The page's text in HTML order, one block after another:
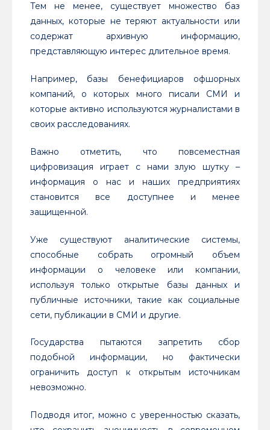
Тем не менее, существует множество баз
данных, которые не теряют актуальности или
содержат архивную информацию,
представляющую интерес длительное время.
Например, базы бенефициаров офшорных
компаний, о которых много писали СМИ и
которые активно используются журналистами в
своих расследованиях.
Важно отметить, что повсеместная
цифровизация играет с нами злую шутку –
информация о нас и наших предприятиях
становится все доступнее и менее
защищенной.
Уже существуют аналитические системы,
способные собрать огромный объем
информации о человеке или компании,
используя только открытые базы данных и
публичные источники, такие как социальные
сети, публикации в СМИ и другие.
Государства пытаются запретить сбор
подобной информации, но фактически
ограничить доступ к открытым источникам
невозможно.
Подводя итог, можно с уверенностью сказать,